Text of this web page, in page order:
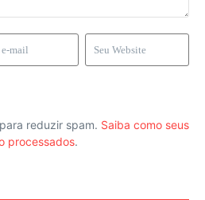
reduzir spam. Saiba como seus
processados.